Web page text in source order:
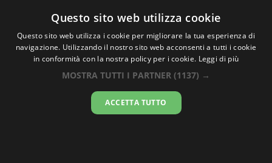
Oraesatta.co
Ora EsattaBila Cerkva
17:12:55
Questo sito web utilizza cookie
Questo sito web utilizza i cookie per migliorare la tua esperienza di
navigazione. Utilizzando il nostro sito web acconsenti a tutti i cookie
in conformità con la nostra policy per i cookie. Leggi di più
MOSTRA TUTTI I PARTNER (1137) →
ACCETTA TUTTO